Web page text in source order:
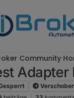
Community
Adapter